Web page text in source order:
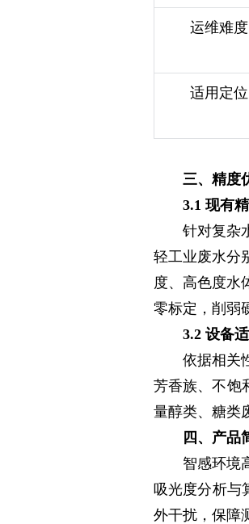
运维难度
适用定位
三、精度
3.1 现有
针对复杂
轻工业废水分
度、高色度水
零标定，削弱
3.2 设备
依据相关
芳香族、不饱
量醇类、糖类
四、产品
智感环境
吸光度分析与
外干扰，保障